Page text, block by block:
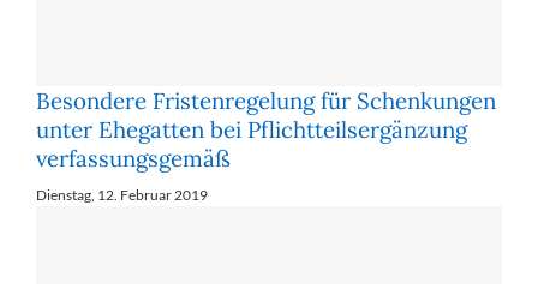
Besondere Fristenregelung für Schenkungen
unter Ehegatten bei Pflichtteilsergänzung
verfassungsgemäß
Dienstag, 12. Februar 2019